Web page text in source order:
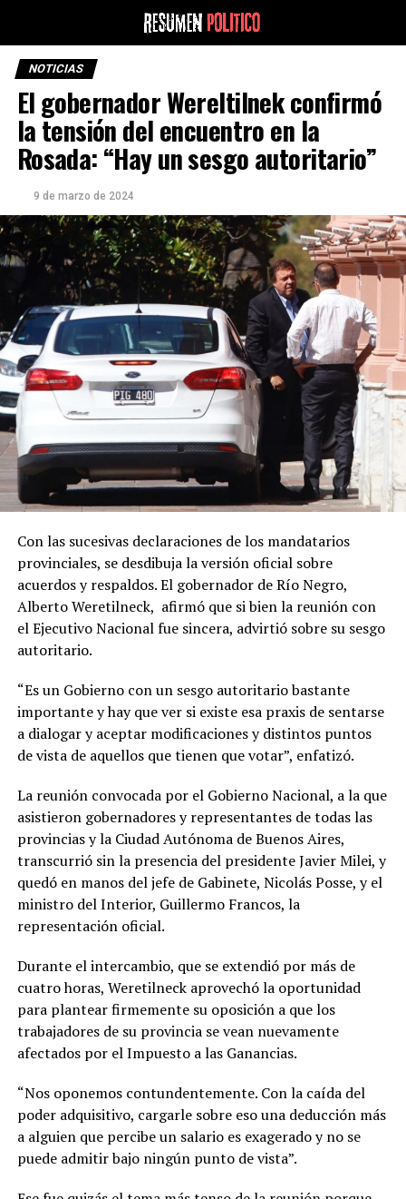
NOTICIAS
El gobernador Wereltilnek confirmó
la tensión del encuentro en la
Rosada: “Hay un sesgo autoritario”
9 de marzo de 2024
Con las sucesivas declaraciones de los mandatarios
provinciales, se desdibuja la versión oficial sobre
acuerdos y respaldos. El gobernador de Río Negro,
Alberto Weretilneck, afirmó que si bien la reunión con
el Ejecutivo Nacional fue sincera, advirtió sobre su sesgo
autoritario.
“Es un Gobierno con un sesgo autoritario bastante
importante y hay que ver si existe esa praxis de sentarse
a dialogar y aceptar modificaciones y distintos puntos
de vista de aquellos que tienen que votar”, enfatizó.
La reunión convocada por el Gobierno Nacional, a la que
asistieron gobernadores y representantes de todas las
provincias y la Ciudad Autónoma de Buenos Aires,
transcurrió sin la presencia del presidente Javier Milei, y
quedó en manos del jefe de Gabinete, Nicolás Posse, y el
ministro del Interior, Guillermo Francos, la
representación oficial.
Durante el intercambio, que se extendió por más de
cuatro horas, Weretilneck aprovechó la oportunidad
para plantear firmemente su oposición a que los
trabajadores de su provincia se vean nuevamente
afectados por el Impuesto a las Ganancias.
“Nos oponemos contundentemente. Con la caída del
poder adquisitivo, cargarle sobre eso una deducción más
a alguien que percibe un salario es exagerado y no se
puede admitir bajo ningún punto de vista”.